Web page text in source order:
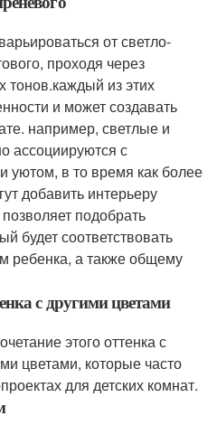
от светло-
проходя через
из этих
и может создавать
например, светлые и
ассоциируются с
уютом, в то время как более
добавить интерьеру
подобрать
будет соответствовать
ребенка, а также общему
с другими цветами
этого оттенка с
цветами, которые часто
для детских комнат.